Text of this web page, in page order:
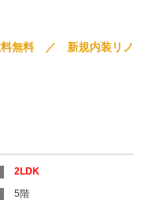
料無料 ／ 新規内装リノ
2LDK
5階